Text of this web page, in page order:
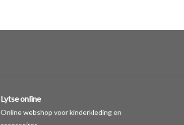
Lytse online
Online webshop voor kinderkleding en